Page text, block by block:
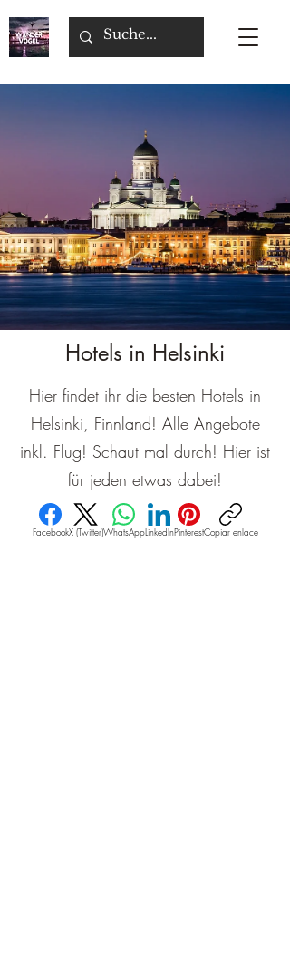
Hotels in Helsinki
Hier findet ihr die besten Hotels in
Helsinki, Finnland! Alle Angebote
inkl. Flug! Schaut mal durch! Hier ist
für jeden etwas dabei!
FacebookX (Twitter)WhatsAppLinkedInPinterestCopiar enlace